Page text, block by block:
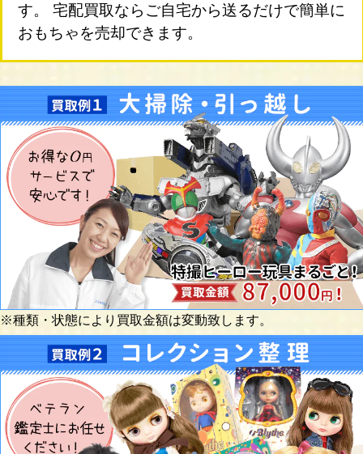
す。 宅配買取ならご自宅から送るだけで簡単に
おもちゃを売却できます。
※種類・状態により買取金額は変動致します。